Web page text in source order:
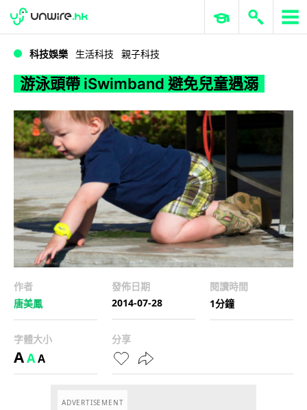
游泳頭帶 iSwimband 避免兒童遇溺
WWDC 2026 ERP 與商業 AI
科技娛樂 生活科技 親子科技
游泳頭帶 iSwimband 避免兒童遇溺
作者
唐美鳳
發佈日期
2014-07-28
閱讀時間
1分鐘
字體大小
AAA
分享
ADVERTISEMENT